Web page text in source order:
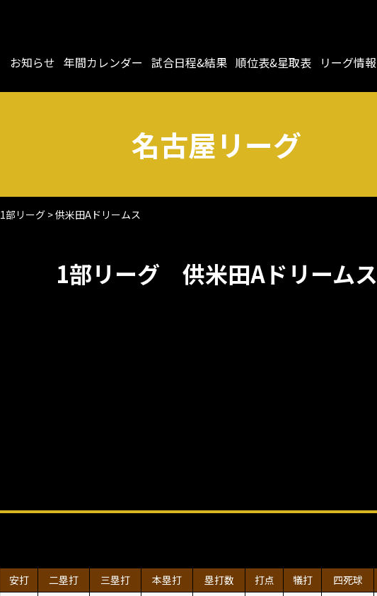
お知らせ 年間カレンダー 試合日程&結果 順位表&星取表 リーグ情報
名古屋リーグ
1部リーグ >供米田Aドリームス
1部リーグ 供米田Aドリームス
安打 二塁打 三塁打 本塁打 塁打数 打点 犠打 四死球